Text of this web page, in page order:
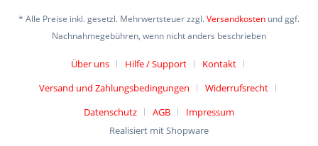
* Alle Preise inkl. gesetzl. Mehrwertsteuer zzgl.Versandkosten und ggf.
Nachnahmegebühren, wenn nicht anders beschrieben
Über uns Hilfe / Support
Kontakt
Versand und Zahlungsbedingungen
Widerrufsrecht
Datenschutz
AGB
Impressum
Realisiert mit Shopware